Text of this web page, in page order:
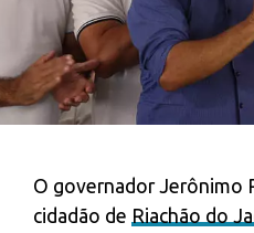
O governador Jerônimo
cidadão de Riachão do